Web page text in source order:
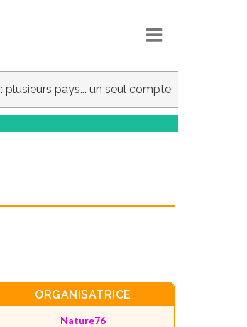
: plusieurs pays... un seul compte
ORGANISATRICE
Nature76